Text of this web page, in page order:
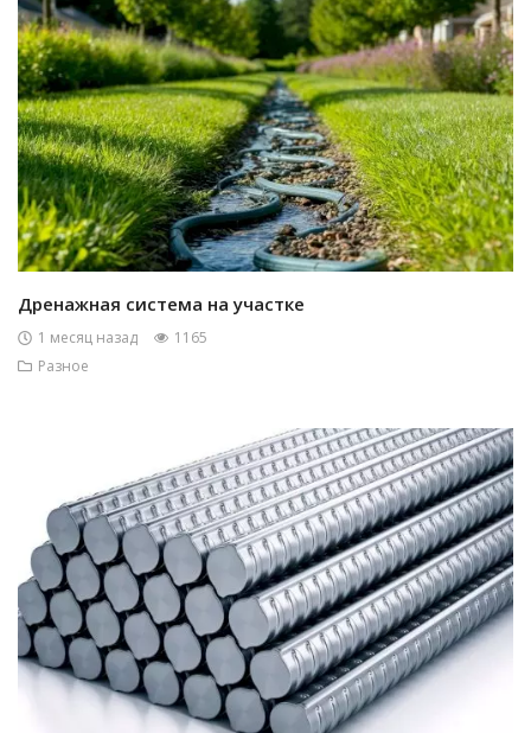
Дренажная система на участке
1 месяц назад
1165
Разное